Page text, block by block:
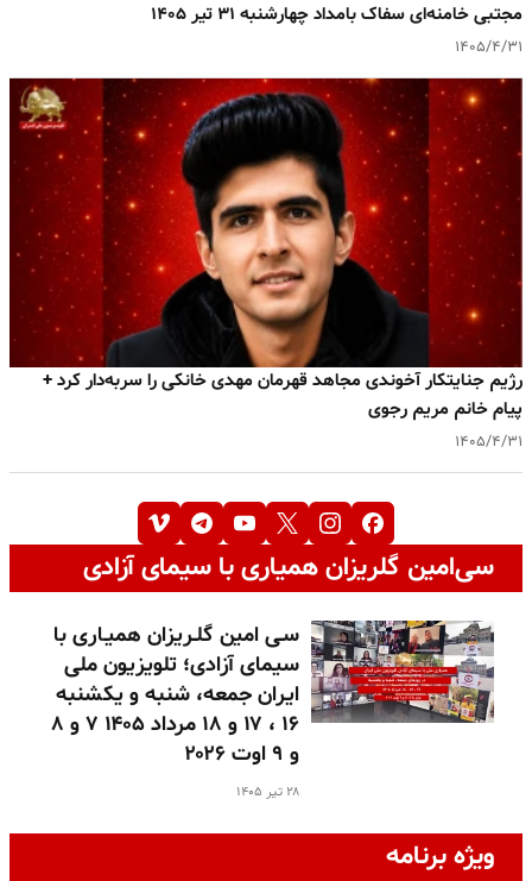
مجتبی خامنه‌ای سفاک بامداد چهارشنبه ۳۱ تیر ۱۴۰۵
۱۴۰۵/۴/۳۱
رژیم جنایتکار آخوندی مجاهد قهرمان مهدی خا‌نکی را سربه‌دار کرد +
پیام خانم مریم رجوی
۱۴۰۵/۴/۳۱
سی‌امین گلریزان همیاری با سیمای آزادی
سـی امین گلـریزان همیـاری با
سیمای آزادی؛ تلویزیون ملی
ایران جمعه، شنبه و یکشنبه
۱۶ ، ۱۷ و ۱۸ مرداد ۱۴۰۵ ۷ و ۸
و ۹ اوت ۲۰۲۶
۲۸ تیر ۱۴۰۵
ویژه برنامه